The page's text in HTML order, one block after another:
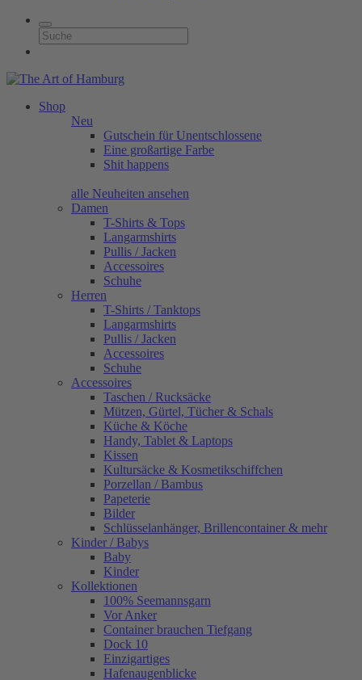
Shop
Neu
Gutschein für Unentschlossene
Eine großartige Farbe
Shit happens
alle Neuheiten ansehen
Damen
T-Shirts & Tops
Langarmshirts
Pullis / Jacken
Accessoires
Schuhe
Herren
T-Shirts / Tanktops
Langarmshirts
Pullis / Jacken
Accessoires
Schuhe
Accessoires
Taschen / Rucksäcke
Mützen, Gürtel, Tücher & Schals
Küche & Köche
Handy, Tablet & Laptops
Kissen
Kultursäcke & Kosmetikschiffchen
Porzellan / Bambus
Papeterie
Bilder
Schlüsselanhänger, Brillencontainer & mehr
Kinder / Babys
Baby
Kinder
Kollektionen
100% Seemannsgarn
Vor Anker
Container brauchen Tiefgang
Dock 10
Einzigartiges
Hafenaugen­blicke